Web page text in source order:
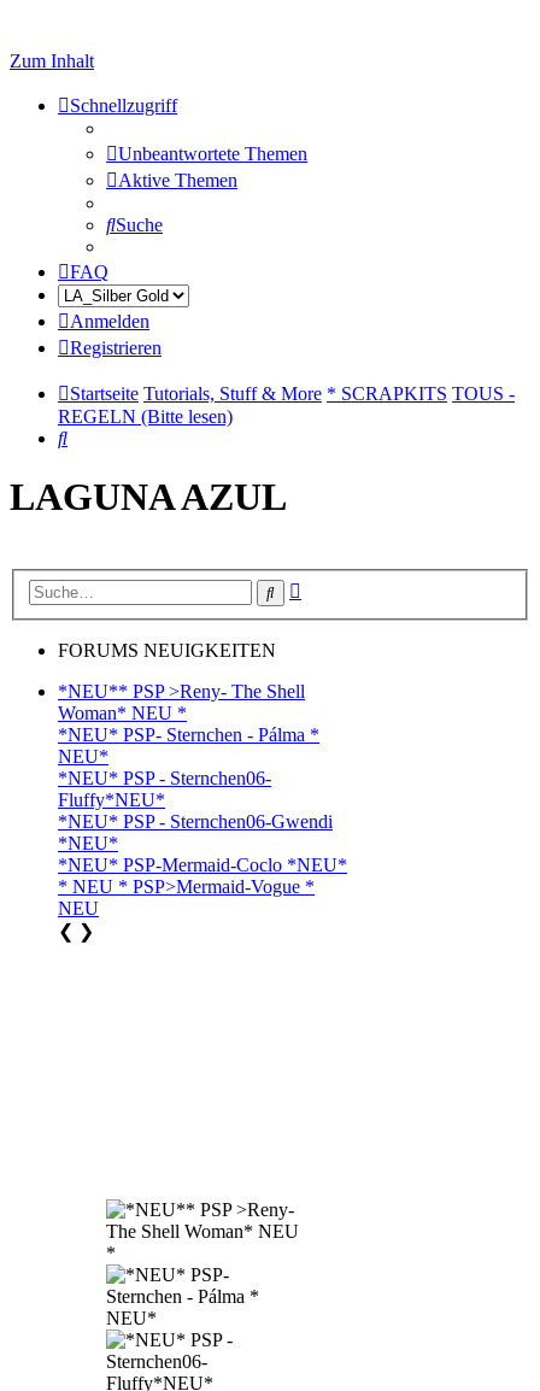
Zum Inhalt
Schnellzugriff
Unbeantwortete Themen
Aktive Themen
Suche
FAQ
Anmelden
Registrieren
Startseite Tutorials, Stuff & More * SCRAPKITS TOUS -
REGELN (Bitte lesen)
Suche
LAGUNA AZUL
Suche
FORUMS NEUIGKEITEN
*NEU** PSP >Reny- The Shell
Woman* NEU *
*NEU* PSP- Sternchen - Pálma *
NEU*
*NEU* PSP - Sternchen06-
Fluffy*NEU*
*NEU* PSP - Sternchen06-Gwendi
*NEU*
*NEU* PSP-Mermaid-Coclo *NEU*
* NEU * PSP>Mermaid-Vogue *
NEU
❮ ❯